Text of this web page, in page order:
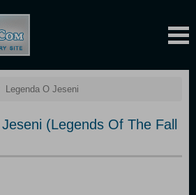
Legenda O Jeseni
(Legends Of The Fall